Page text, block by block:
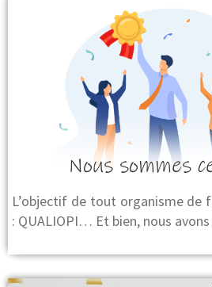
Nous sommes
L’objectif de tout organisme de
: QUALIOPI… Et bien, nous